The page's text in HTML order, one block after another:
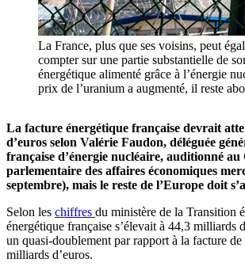
La France, plus que ses voisins, peut
compter sur une partie substantielle de
énergétique alimenté grâce à l’énergie
prix de l’uranium a augmenté, il reste
La facture énergétique française devrait
d’euros selon Valérie Faudon, déléguée
française d’énergie nucléaire, auditionné au
parlementaire des affaires économiques
septembre), mais le reste de l’Europe doit
Selon les chiffres du ministère de la Transition
énergétique française s’élevait à 44,3 milliards
un quasi-doublement par rapport à la facture de
milliards d’euros.